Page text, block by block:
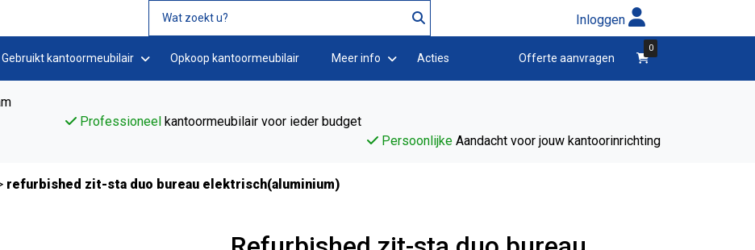
Inloggen
Gebruikt kantoormeubilair Opkoop kantoormeubilair Meer info Acties winkelwagen
0
Offerte aanvragen
Professioneelkantoormeubilair voor ieder budget
Persoonlijke Aandacht voor jouw kantoorinrichting
refurbished zit-sta duo bureau elektrisch(aluminium)